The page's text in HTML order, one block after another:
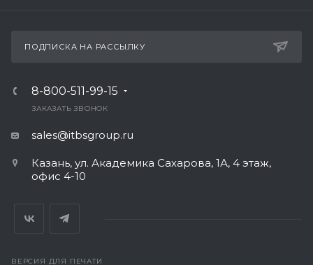
ПОДПИСКА НА РАССЫЛКУ
8-800-511-99-15
ЗАКАЗАТЬ ЗВОНОК
sales@itbsgroup.ru
Казань, ул. Академика Сахарова, 1А, 4 этаж,
офис 4-10
ВЕРСИЯ ДЛЯ ПЕЧАТИ